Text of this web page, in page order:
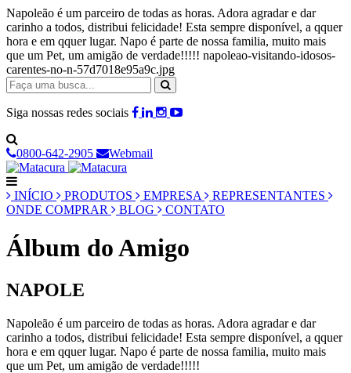
Napoleão é um parceiro de todas as horas. Adora agradar e dar
carinho a todos, distribui felicidade! Esta sempre disponível, a qquer
hora e em qquer lugar. Napo é parte de nossa familia, muito mais
que um Pet, um amigão de verdade!!!!! napoleao-visitando-idosos-
carentes-no-n-57d7018e95a9c.jpg
Siga nossas redes sociais
0800-642-2905 Webmail
INÍCIO PRODUTOS EMPRESA
REPRESENTANTES
ONDE COMPRAR
BLOG CONTATO
Álbum do Amigo
NAPOLE
Napoleão é um parceiro de todas as horas. Adora agradar e dar
carinho a todos, distribui felicidade! Esta sempre disponível, a qquer
hora e em qquer lugar. Napo é parte de nossa familia, muito mais
que um Pet, um amigão de verdade!!!!!